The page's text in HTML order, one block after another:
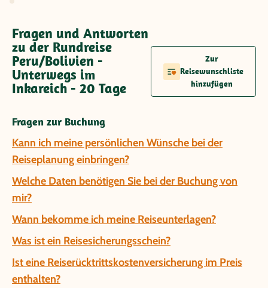
Fragen und Antworten
zu der Rundreise
Peru/Bolivien -
Unterwegs im
Inkareich - 20 Tage
Zur
Reisewunschliste
hinzufügen
Fragen zur Buchung
Kann ich meine persönlichen Wünsche bei der
Reiseplanung einbringen?
Welche Daten benötigen Sie bei der Buchung von
mir?
Wann bekomme ich meine Reiseunterlagen?
Was ist ein Reisesicherungsschein?
Ist eine Reiserücktrittskostenversicherung im Preis
enthalten?